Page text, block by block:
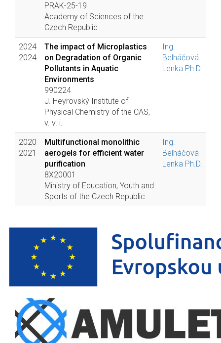
PRAK-25-19
Academy of Sciences of the
Czech Republic
2024
2024
The impact of Microplastics
on Degradation of Organic
Pollutants in Aquatic
Environments
990224
J. Heyrovský Institute of
Physical Chemistry of the CAS,
v. v. i.
Ing.
Belháčová
Lenka Ph.D.
2020
2021
Multifunctional monolithic
aerogels for efficient water
purification
8X20001
Ministry of Education, Youth and
Sports of the Czech Republic
Ing.
Belháčová
Lenka Ph.D.